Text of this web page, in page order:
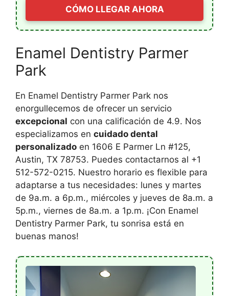
CÓMO LLEGAR AHORA
Enamel Dentistry Parmer
Park
En Enamel Dentistry Parmer Park nos
enorgullecemos de ofrecer un servicio
excepcional con una calificación de 4.9. Nos
especializamos en cuidado dental
personalizado en 1606 E Parmer Ln #125,
Austin, TX 78753. Puedes contactarnos al +1
512-572-0215. Nuestro horario es flexible para
adaptarse a tus necesidades: lunes y martes
de 9a.m. a 6p.m., miércoles y jueves de 8a.m. a
5p.m., viernes de 8a.m. a 1p.m. ¡Con Enamel
Dentistry Parmer Park, tu sonrisa está en
buenas manos!